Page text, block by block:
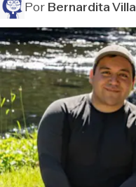
PorBernardita Villa